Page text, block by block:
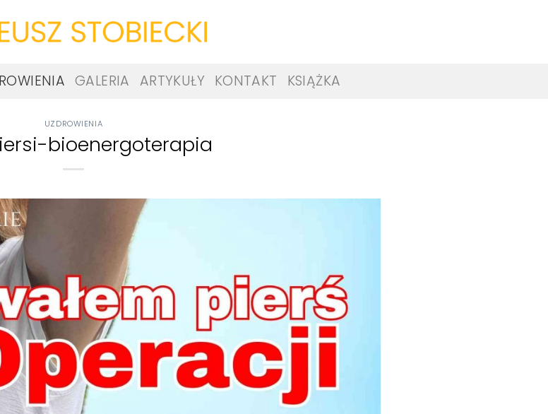
GALERIA ARTYKUŁY KONTAKT KSIĄŻKA
UZDROWIENIA
bioenergoterapia